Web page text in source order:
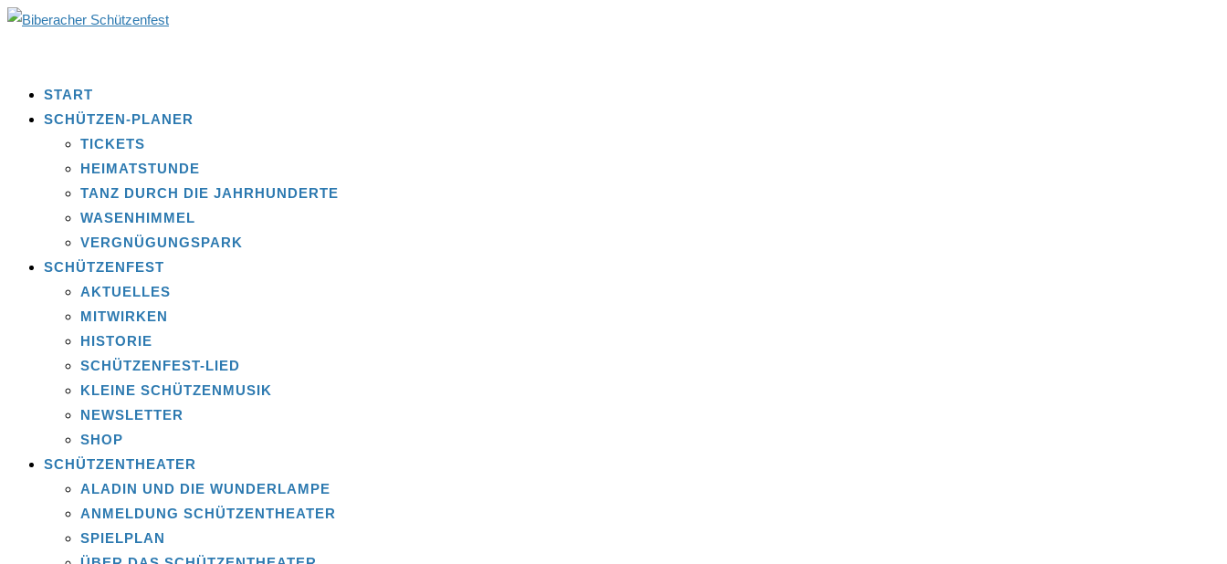
START
SCHÜTZEN-PLANER
TICKETS
HEIMATSTUNDE
TANZ DURCH DIE JAHRHUNDERTE
WASENHIMMEL
VERGNÜGUNGSPARK
SCHÜTZENFEST
AKTUELLES
MITWIRKEN
HISTORIE
SCHÜTZENFEST-LIED
KLEINE SCHÜTZENMUSIK
NEWSLETTER
SHOP
SCHÜTZENTHEATER
ALADIN UND DIE WUNDERLAMPE
ANMELDUNG SCHÜTZENTHEATER
SPIELPLAN